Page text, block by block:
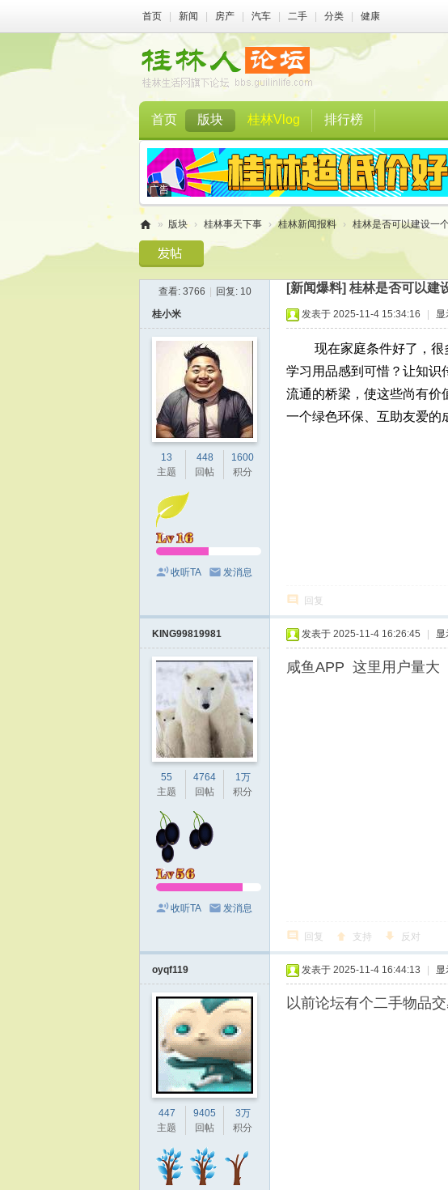
首页 新闻 房产 汽车 二手 分类 健康
首页 版块 桂林Vlog 排行榜
林
» 版块 › 桂林事天下事 › 桂林新闻报料 › 桂林是否可以建设一
查看: 3766 回复: 10 [新闻爆料] 桂林是否可以建
桂小米
13
主题
448
回帖
1600
积分
收听TA 发消息
发表于 2025-11-4 15:34:16 显
现在家庭条件好了，很多
学习用品感到可惜？让知识
流通的桥梁，使这些尚有价
一个绿色环保、互助友爱的
回复
KING99819981
55
主题
4764
回帖
1万
积分
收听TA 发消息
发表于 2025-11-4 16:26:45 显
咸鱼APP 这里用户量大
回复 支持 反对
oyqf119
447
主题
9405
回帖
3万
积分
发表于 2025-11-4 16:44:13 显
以前论坛有个二手物品